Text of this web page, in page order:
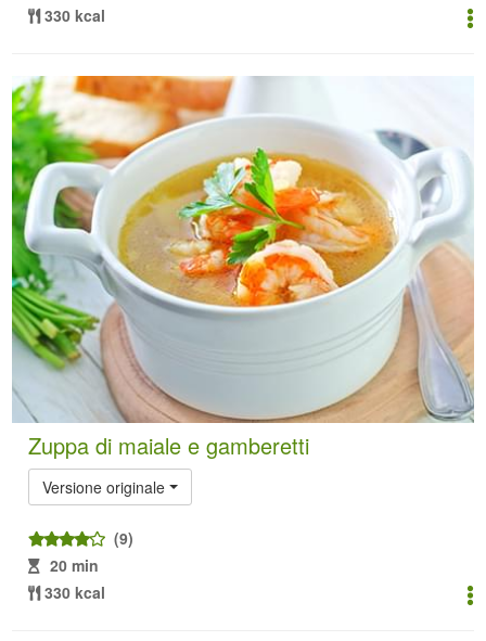
330 kcal
Zuppa di maiale e gamberetti
Versione originale
(9)
20 min
330 kcal